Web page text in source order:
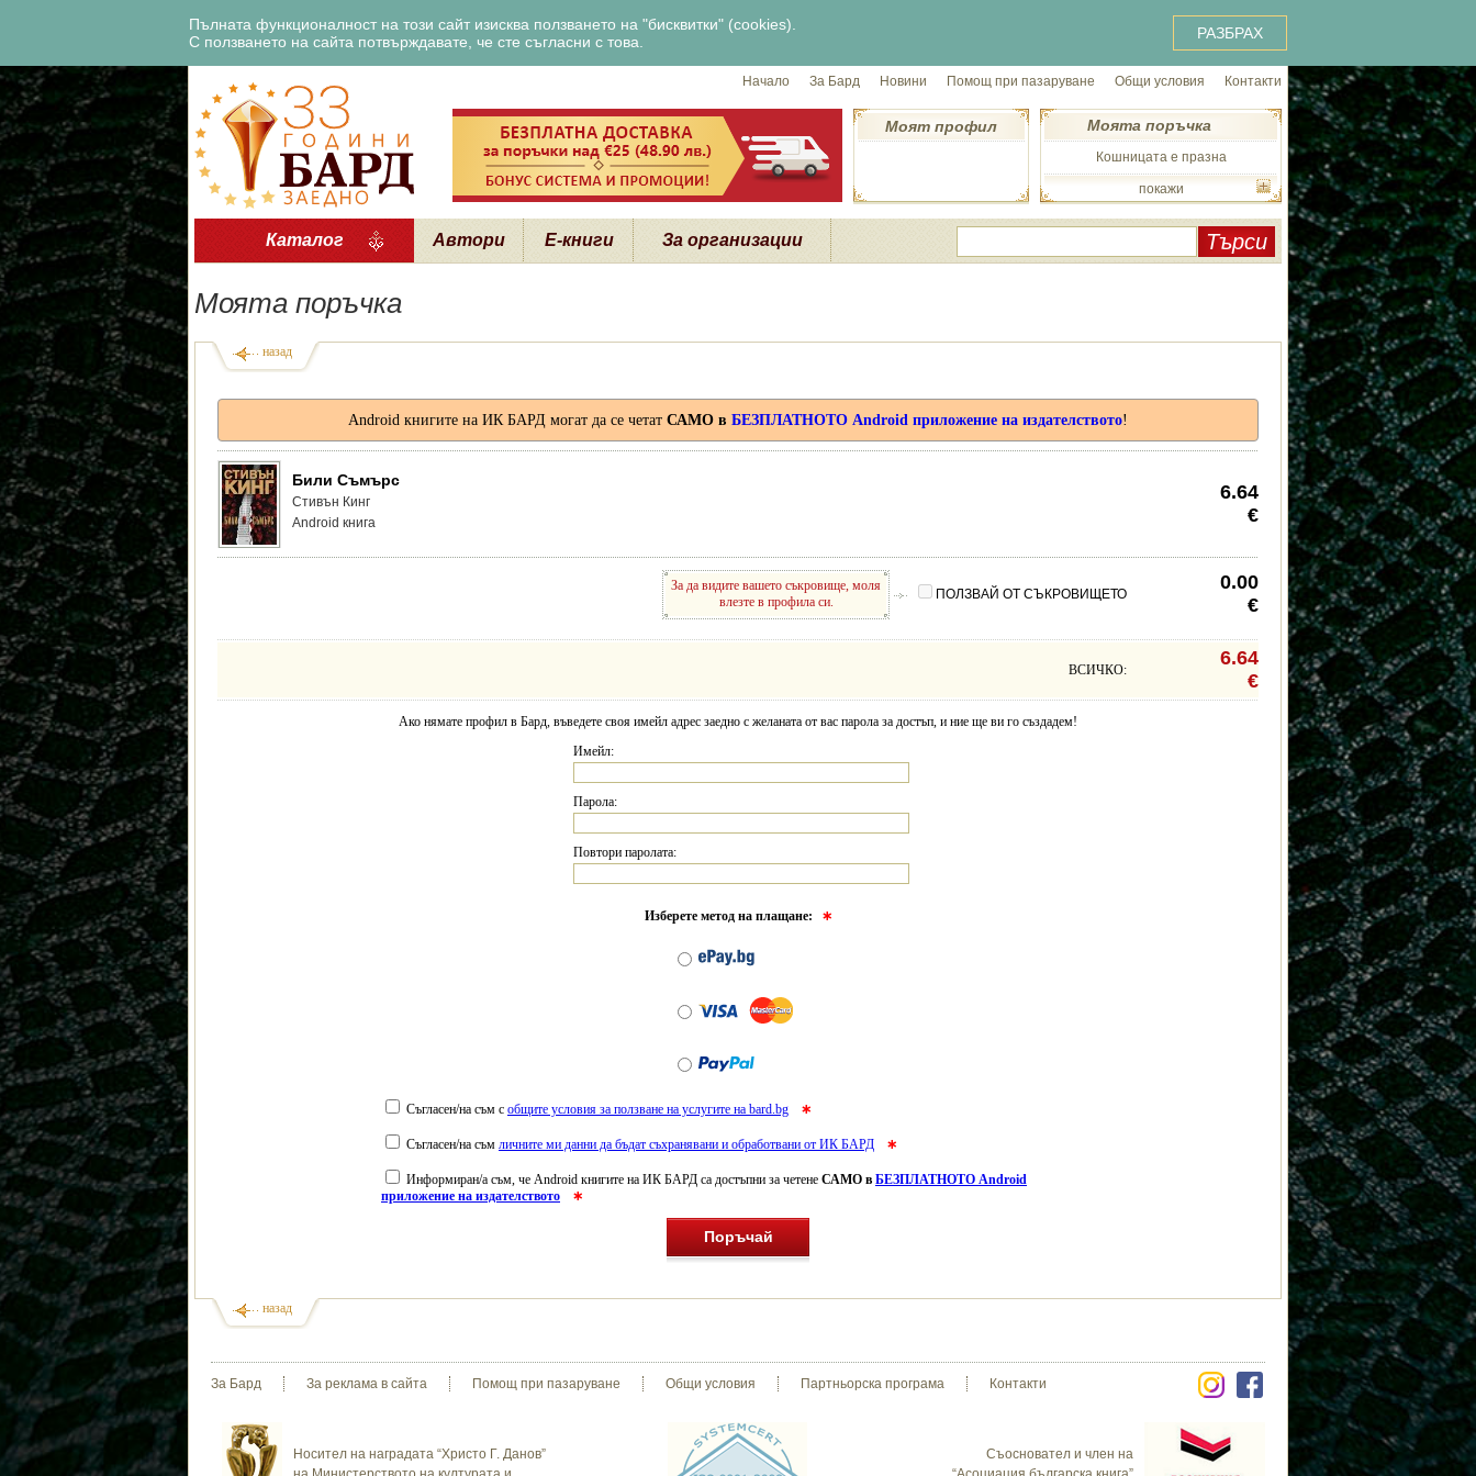
Пълната функционалност на този сайт изисква ползването на "бисквитки" (cookies).
С ползването на сайта потвърждавате, че сте съгласни с това.
РАЗБРАХ
Начало За Бард Новини Помощ при пазаруване Общи условия Контакти
Моят профил
Кошницата е празна
Моята поръчка
покажи
Каталог Автори Е-книги За организации
Моята поръчка
Android книгите на ИК БАРД могат да се четат САМО в БЕЗПЛАТНОТО Android приложение на издателството!
Били Съмърс
Стивън Кинг
Android книга
6.64
€
За да видите вашето съкровище, моля
влезте в профила си.
ПОЛЗВАЙ ОТ СЪКРОВИЩЕТО
0.00
€
ВСИЧКО:
6.64
€
Ако нямате профил в Бард, въведете своя имейл адрес заедно с желаната от вас парола за достъп, и ние ще ви го създадем!
Имейл:
Парола:
Повтори паролата:
Изберете метод на плащане: ∗
Съгласен/на съм с общите условия за ползване на услугите на bard.bg ∗
Съгласен/на съм личните ми данни да бъдат съхранявани и обработвани от ИК БАРД ∗
Информиран/а съм, че Android книгите на ИК БАРД са достъпни за четене САМО в БЕЗПЛАТНОТО Android
приложение на издателството
∗
Поръчай
назад
назад
За Бард За реклама в сайта Помощ при пазаруване Общи условия Партньорска програма Контакти
Носител на наградата “Христо Г. Данов”
Съосновател и член на